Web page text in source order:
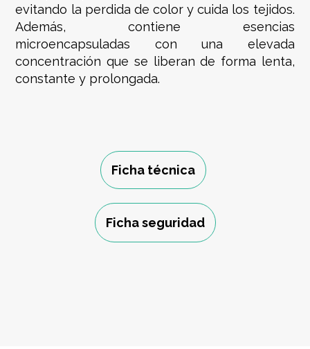
evitando la perdida de color y cuida los tejidos.
Además, contiene esencias
microencapsuladas con una elevada
concentración que se liberan de forma lenta,
constante y prolongada.
Ficha técnica
Ficha seguridad